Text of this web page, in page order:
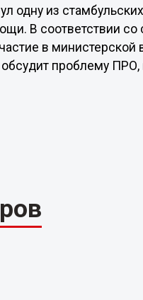
одну из
В соответствии
в
обсудит проблему